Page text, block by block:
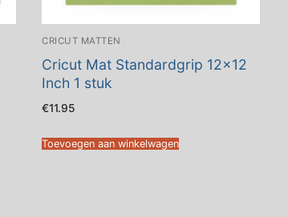
CRICUT MATTEN
Cricut Mat Standardgrip 12×12
Inch 1 stuk
€11.95
Toevoegen aan winkelwagen